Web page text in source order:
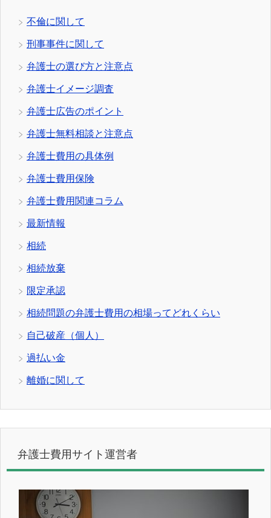
不倫に関して
刑事事件に関して
弁護士の選び方と注意点
弁護士イメージ調査
弁護士広告のポイント
弁護士無料相談と注意点
弁護士費用の具体例
弁護士費用保険
弁護士費用関連コラム
最新情報
相続
相続放棄
限定承認
相続問題の弁護士費用の相場ってどれくらい
自己破産（個人）
過払い金
離婚に関して
弁護士費用サイト運営者